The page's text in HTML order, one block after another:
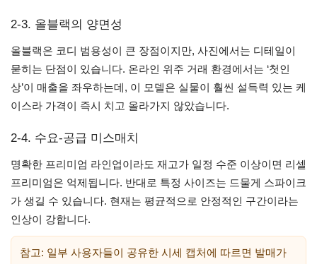
2-3. 올블랙의 양면성
올블랙은 코디 범용성이 큰 장점이지만, 사진에서는 디테일이
묻히는 단점이 있습니다. 온라인 위주 거래 환경에서는 ‘첫인
상’이 매출을 좌우하는데, 이 모델은 실물이 훨씬 설득력 있는 케
이스라 가격이 즉시 치고 올라가지 않았습니다.
2-4. 수요-공급 미스매치
명확한 프리미엄 라인업이라도 재고가 일정 수준 이상이면 리셀
프리미엄은 억제됩니다. 반대로 특정 사이즈는 드물게 스파이크
가 생길 수 있습니다. 현재는 평균적으로 안정적인 구간이라는
인상이 강합니다.
참고: 일부 사용자들이 공유한 시세 캡처에 따르면 발매가